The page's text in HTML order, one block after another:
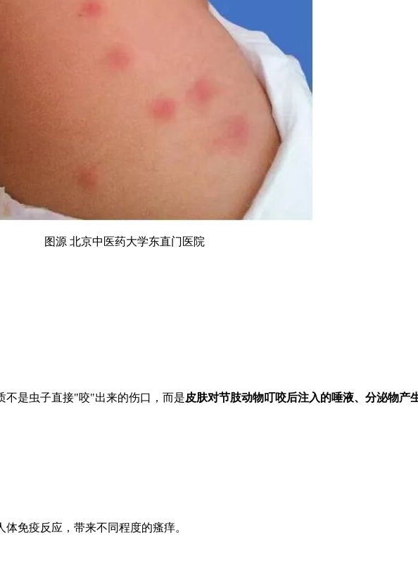
图源 北京中医药大学东直门医院
是虫子直接"咬"出来的伤口，而是皮肤对节肢动物叮咬后注入的唾液、分泌物产
免疫反应，带来不同程度的瘙痒。